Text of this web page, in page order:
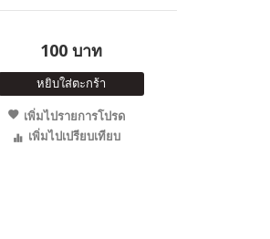
100 บาท
หยิบใส่ตะกร้า
เพิ่มไปรายการโปรด
เพิ่มไปเปรียบเทียบ